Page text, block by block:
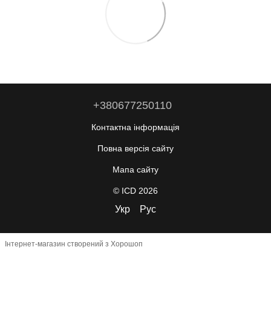
+380677250110
Контактна інформація
Повна версія сайту
Мапа сайту
© ICD 2026
Укр Рус
Інтернет-магазин створений з Хорошоп